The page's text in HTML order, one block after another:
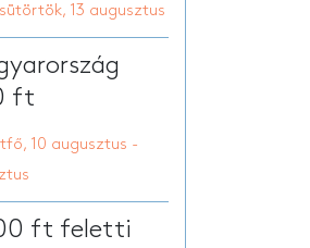
13 augusztus
ft
10 augusztus -
ft feletti